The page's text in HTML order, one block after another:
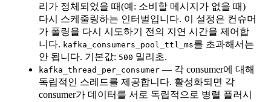
리가 정체되었을 때(예: 소비할 메시지가 없을 때)
다시 스케줄링하는 인터벌입니다. 이 설정은 컨슈머
가 폴링을 다시 시도하기 전의 지연 시간을 제어합
니다. kafka_consumers_pool_ttl_ms를 초과해서는
안 됩니다. 기본값: 500 밀리초.
kafka_thread_per_consumer — 각 consumer에 대해
독립적인 스레드를 제공합니다. 활성화되면 각
consumer가 데이터를 서로 독립적으로 병렬 플러시